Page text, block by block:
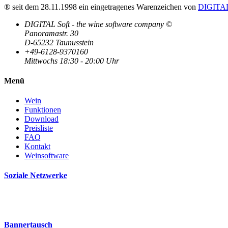
® seit dem 28.11.1998 ein eingetragenes Warenzeichen von
DIGITAL Soft - the wine software company ©
Panoramastr. 30
D-65232 Taunusstein
+49-6128-9370160
Mittwochs 18:30 - 20:00 Uhr
Menü
Wein
Funktionen
Download
Preisliste
FAQ
Kontakt
Weinsoftware
Soziale Netzwerke
Bannertausch